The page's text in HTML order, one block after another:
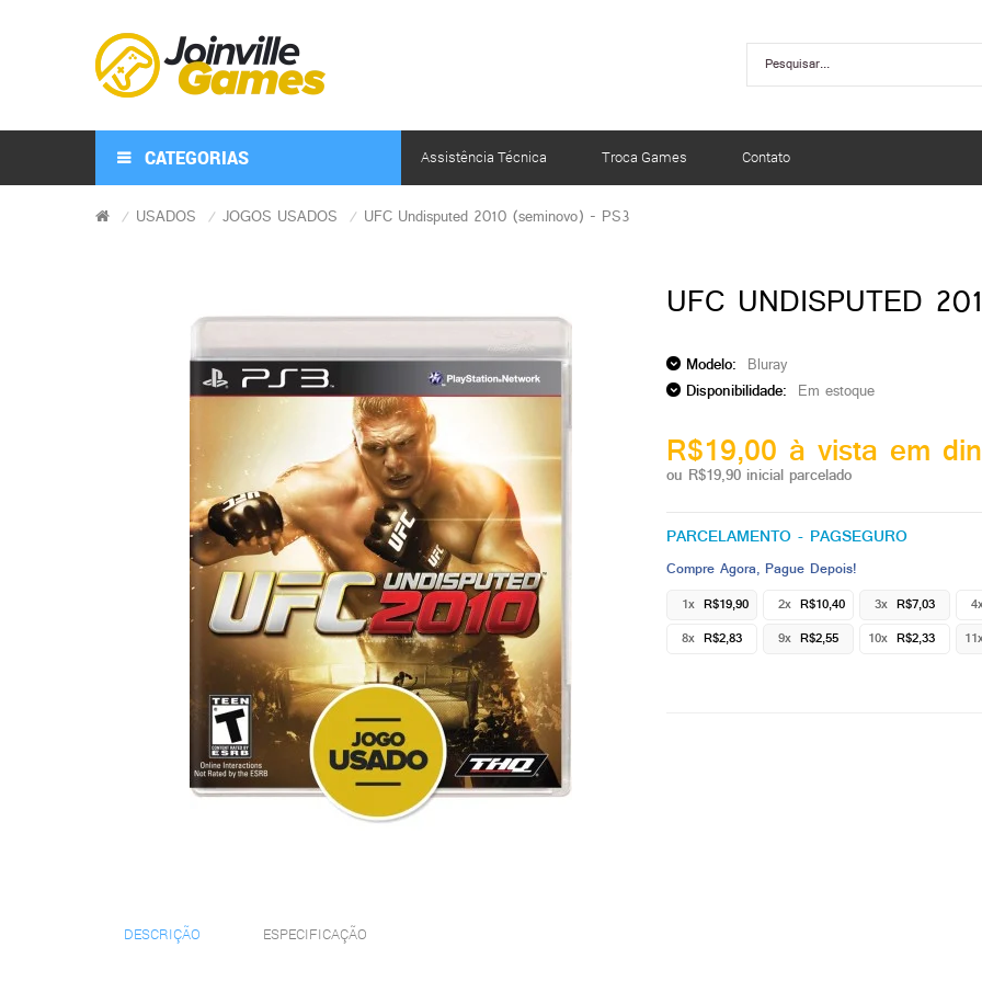
CATEGORIAS Assistência Técnica Troca Games Contato
USADOS JOGOS USADOS UFC Undisputed 2010 (seminovo) - PS3
UFC UNDISPUTED
Modelo: Bluray
Disponibilidade: Em estoque
R$19,00 à vista em
ou R$19,90 inicial parcelado
PARCELAMENTO - PAGSEGURO
Compre Agora, Pague Depois!
1x R$19,90 2x R$10,40 3x R$7,03
8x R$2,83 9x R$2,55 10x R$2,33
DESCRIÇÃO ESPECIFICAÇÃO